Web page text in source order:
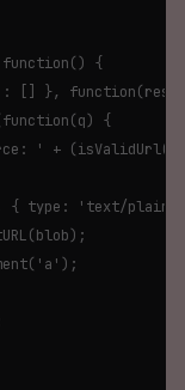
{
[] },
{
' +
{ type: 'text/plain'